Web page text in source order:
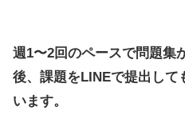
週1〜2回のペースで問題集
後、課題をLINEで提出し
います。